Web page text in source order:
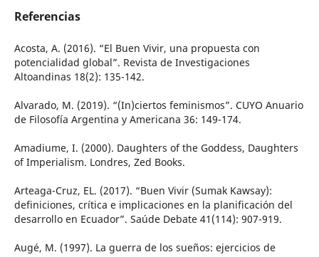
Referencias
Acosta, A. (2016). “El Buen Vivir, una propuesta con
potencialidad global”. Revista de Investigaciones
Altoandinas 18(2): 135-142.
Alvarado, M. (2019). “(In)ciertos feminismos”. CUYO Anuario
de Filosofía Argentina y Americana 36: 149-174.
Amadiume, I. (2000). Daughters of the Goddess, Daughters
of Imperialism. Londres, Zed Books.
Arteaga-Cruz, EL. (2017). “Buen Vivir (Sumak Kawsay):
definiciones, crítica e implicaciones en la planificación del
desarrollo en Ecuador”. Saúde Debate 41(114): 907-919.
Augé, M. (1997). La guerra de los sueños: ejercicios de